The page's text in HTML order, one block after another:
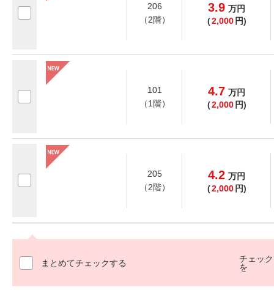
206
（2階）
3.9 万円
(2,000 円)
101
（1階）
4.7 万円
(2,000 円)
205
（2階）
4.2 万円
(2,000 円)
まとめてチェックする
チェッ
を